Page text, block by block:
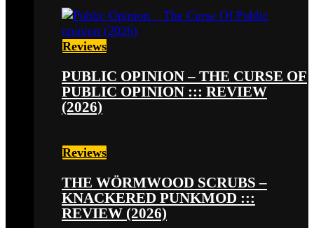
Reviews
PUBLIC OPINION – THE CURSE OF
PUBLIC OPINION ::: REVIEW
(2026)
Reviews
THE WÖRMWOOD SCRUBS –
KNACKERED PUNKMOD :::
REVIEW (2026)